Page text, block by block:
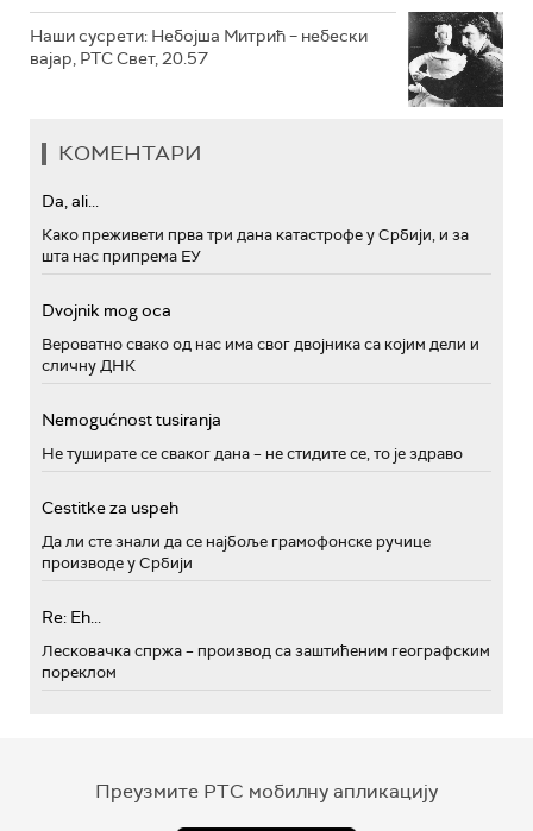
Наши сусрети: Небојша Митрић – небески
вајар, РТС Свет, 20.57
КОМЕНТАРИ
Da, ali...
Како преживети прва три дана катастрофе у Србији, и за
шта нас припрема ЕУ
Dvojnik mog oca
Вероватно свако од нас има свог двојника са којим дели и
сличну ДНК
Nemogućnost tusiranja
Не туширате се сваког дана – не стидите се, то је здраво
Cestitke za uspeh
Да ли сте знали да се најбоље грамофонске ручице
производе у Србији
Re: Eh...
Лесковачка спржа – производ са заштићеним географским
пореклом
Преузмите РТС мобилну апликацију